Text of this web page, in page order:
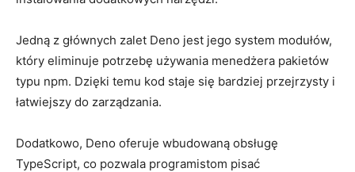
Jedną z ​głównych zalet Deno ⁤jest jego system modułów,
który eliminuje potrzebę​ używania menedżera pakietów
typu npm.⁢ Dzięki temu‌ kod ​staje się bardziej przejrzysty ‍i
łatwiejszy do zarządzania.
Dodatkowo, Deno oferuje wbudowaną obsługę
TypeScript, co ⁣pozwala programistom pisać